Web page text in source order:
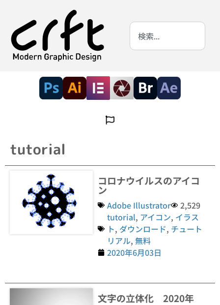
tutorial
コロナウイルスのアイコ
ン
Adobe Illustrator
2,529
tutorial, アイコン, イラス
ト, ダウンロード, チュート
リアル,無料
2020年6月03日
文字の立体化 2020年